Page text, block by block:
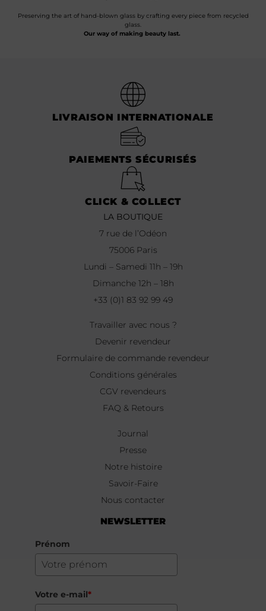
Preserving the art of hand-blown glass by crafting every piece from recycled
glass.
Our way of making beauty last.
LIVRAISON INTERNATIONALE
PAIEMENTS SÉCURISÉS
CLICK & COLLECT
LA BOUTIQUE
7 rue de l’Odéon
75006 Paris
Lundi – Samedi 11h – 19h
Dimanche 12h – 18h
+33 (0)1 83 92 99 49
Travailler avec nous ?
Devenir revendeur
Formulaire de commande revendeur
Conditions générales
CGV revendeurs
FAQ & Retours
Journal
Presse
Notre histoire
Savoir-Faire
Nous contacter
NEWSLETTER
Prénom
Votre e-mail*